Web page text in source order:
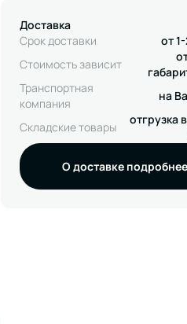
Доставка
Срок доставки
от
Стоимость зависит
Транспортная
компания
на
Складские товары
отгрузка
О доставке подробнее